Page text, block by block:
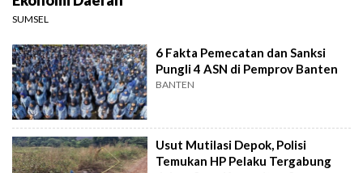
SUMSEL
6 Fakta Pemecatan dan Sanksi
Pungli 4 ASN di Pemprov Banten
BANTEN
Usut Mutilasi Depok, Polisi
Temukan HP Pelaku Tergabung